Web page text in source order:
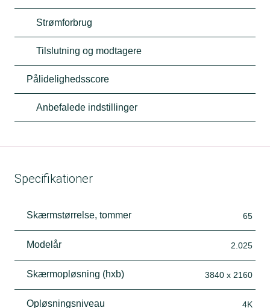
Strømforbrug
Tilslutning og modtagere
Pålidelighedsscore
Anbefalede indstillinger
Specifikationer
Skærmstørrelse, tommer 65
Modelår 2.025
Skærmopløsning (hxb) 3840 x 2160
Opløsningsniveau 4K